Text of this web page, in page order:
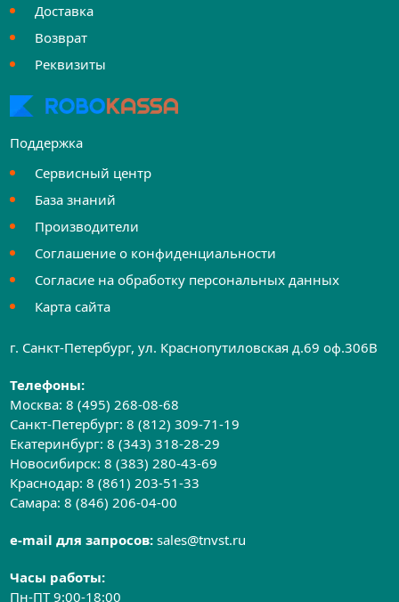
Доставка
Возврат
Реквизиты
Поддержка
Сервисный центр
База знаний
Производители
Соглашение о конфиденциальности
Согласие на обработку персональных данных
Карта сайта
г. Санкт-Петербург, ул. Краснопутиловская д.69 оф.306B
Телефоны:
Москва:8 (495) 268-08-68
Санкт-Петербург:8 (812) 309-71-19
Екатеринбург:8 (343) 318-28-29
Новосибирск:8 (383) 280-43-69
Краснодар:8 (861) 203-51-33
Самара:8 (846) 206-04-00
e-mail для запросов:sales@tnvst.ru
Часы работы:
Пн-ПТ 9:00-18:00